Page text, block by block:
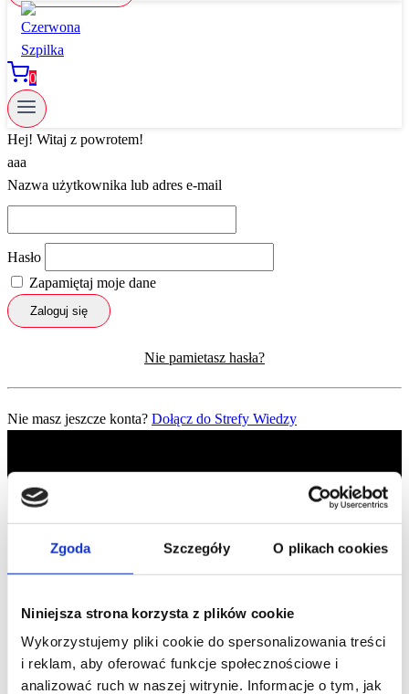
Zgoda Szczegóły O plikach cookies
Niniejsza strona korzysta z plików cookie
Wykorzystujemy pliki cookie do spersonalizowania treści
i reklam, aby oferować funkcje społecznościowe i
analizować ruch w naszej witrynie. Informacje o tym, jak
0
Hej! Witaj z powrotem!
aaa
Nazwa użytkownika lub adres e-mail
Hasło
Zapamiętaj moje dane
Zaloguj się
Nie pamietasz hasła?
Nie masz jeszcze konta? Dołącz do Strefy Wiedzy
Szpilka
Profil tiktok Czerwona Szpilka
Profil youtube Czerwona
Szpilka